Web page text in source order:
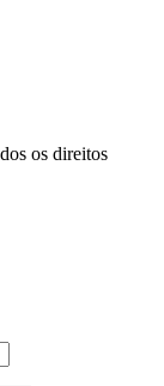
os direitos